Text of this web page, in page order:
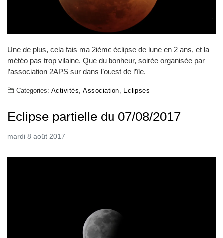
Une de plus, cela fais ma 2ième éclipse de lune en 2 ans, et la
météo pas trop vilaine. Que du bonheur, soirée organisée par
l’association 2APS sur dans l’ouest de l’île.
Categories: Activités,Association, Eclipses
Eclipse partielle du 07/08/2017
mardi 8 août 2017